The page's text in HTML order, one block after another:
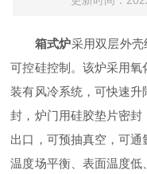
箱式炉采用双层外壳
可控硅控制。该炉采用
装有风冷系统，可快速
封，炉门用硅胶垫片密
出口，可预抽真空，可
温度场平衡、表面温度